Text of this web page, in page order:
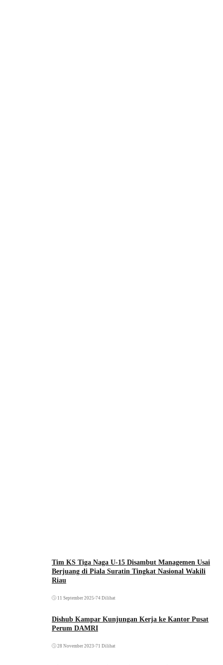
Tim KS Tiga Naga U-15 Disambut Managemen Usai
Berjuang di Piala Suratin Tingkat Nasional Wakili
Riau
11 September 2025 •74 Dilihat
Dishub Kampar Kunjungan Kerja ke Kantor Pusat
Perum DAMRI
28 November 2023 •71 Dilihat